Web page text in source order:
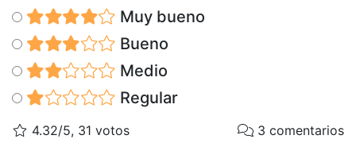
Muy bueno
Bueno
Medio
Regular
4.32/5, 31 votos 3 comentarios